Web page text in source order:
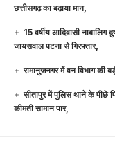
छत्तीसगढ़ का बढ़ाया मान,
15 वर्षीय आदिवासी
जायसवाल पटना से गिरफ्तार,
रामानुजनगर में वन विभाग की
सीतापुर में पुलिस थाने के पीछे
कीमती सामान पार,